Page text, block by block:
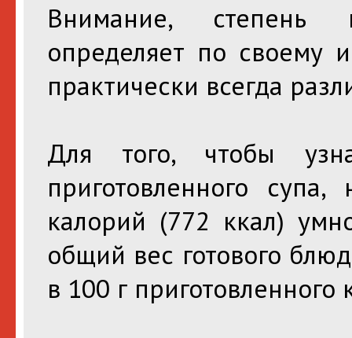
Внимание, степень
определяет по своему
практически всегда
Для того, чтобы
приготовленного
калорий (772 ккал)
общий вес готового
в 100 г приготовленного